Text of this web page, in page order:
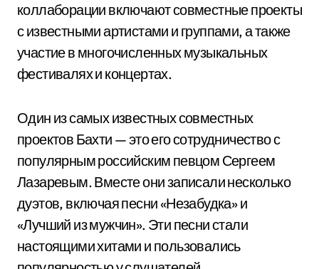
коллаборации включают совместные проекты
с известными артистами и группами, а также
участие в многочисленных музыкальных
фестивалях и концертах.
Один из самых известных совместных
проектов Бахти — это его сотрудничество с
популярным российским певцом Сергеем
Лазаревым. Вместе они записали несколько
дуэтов, включая песни «Незабудка» и
«Лучший из мужчин». Эти песни стали
настоящими хитами и пользовались